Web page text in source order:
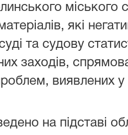
міського
які
та судову
заходів,
виявлених у
на підставі